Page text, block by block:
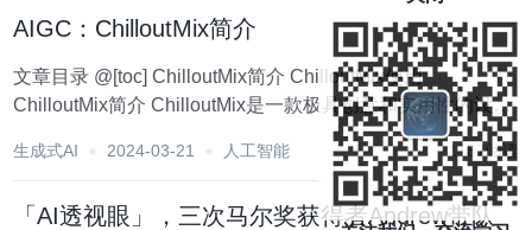
AIGC：ChilloutMix简介
文章目录 @[toc] ChilloutMix简介 ChilloutMix使用
ChilloutMix简介 ChilloutMix是一款极具创意和实用性的设计
工具，它擅长绘制逼真的插图和人物形象。ChilloutMix的...
生成式AI 2024-03-21 人工智能 1187阅读
「AI透视眼」，三次马尔奖获得者Andrew带队